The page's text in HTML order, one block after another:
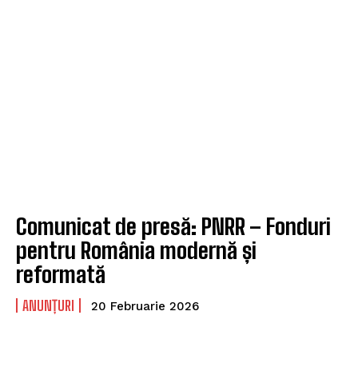
Comunicat de presă: PNRR – Fonduri
pentru România modernă și
reformată
ANUNȚURI 20 Februarie 2026